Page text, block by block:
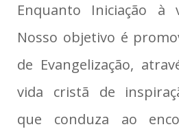
Enquanto Iniciação à
Nosso objetivo é
de Evangelização,
vida cristã de
que conduza ao